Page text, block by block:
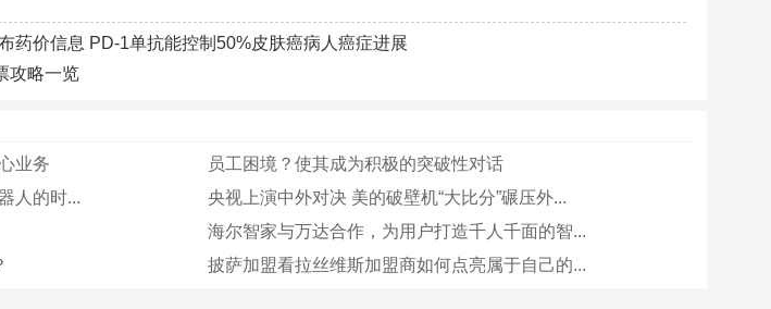
药价信息 PD-1单抗能控制50%皮肤癌病人癌症进展
攻略一览
业务
员工困境？使其成为积极的突破性对话
人的时...
央视上演中外对决 美的破壁机“大比分”碾压外...
海尔智家与万达合作，为用户打造千人千面的智...
披萨加盟看拉丝维斯加盟商如何点亮属于自己的...